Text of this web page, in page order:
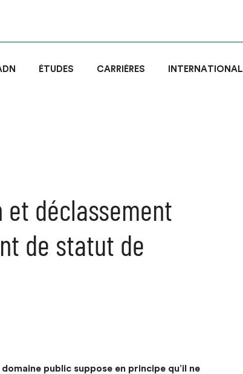
ÉTUDES CARRIÈRES INTERNATIONAL
déclassement
de statut de
public suppose en principe qu’il ne